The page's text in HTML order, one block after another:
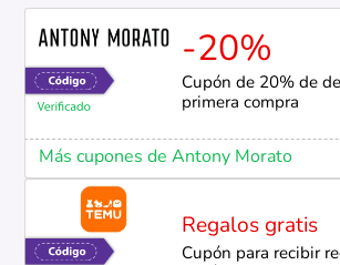
-20%
Cupón de 20% de
primera compra
Más cupones de Antony Morato
Regalos gratis
Cupón para recibir